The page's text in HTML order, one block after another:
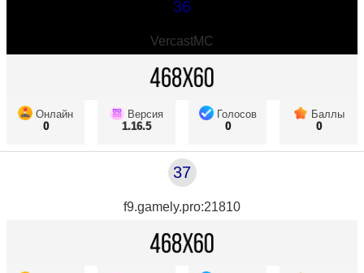
36
VercastMC
Онлайн
0
Версия
1.16.5
Голосов
0
Баллы
0
37
f9.gamely.pro:21810